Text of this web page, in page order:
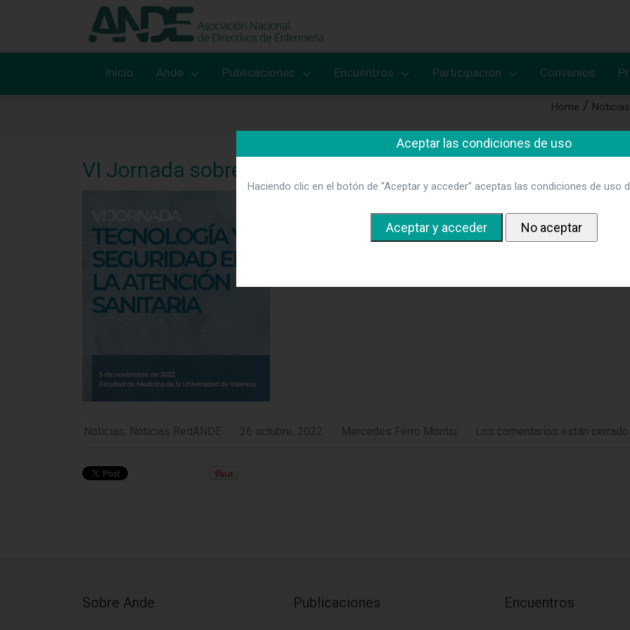
Inicio Ande Publicaciones Encuentros Participación Convenios
Home Noticias
VI Jornada sobre “Tecnología y Seguridad en la Atención
Acceso al programa.
Noticias, Noticias RedANDE 26 octubre, 2022 Mercedes Ferro Montiu Los comentarios están
Sobre Ande Publicaciones Encuentros
Aceptar las condiciones de uso
Haciendo clic en el botón de “Aceptar y acceder” aceptas las condiciones de uso